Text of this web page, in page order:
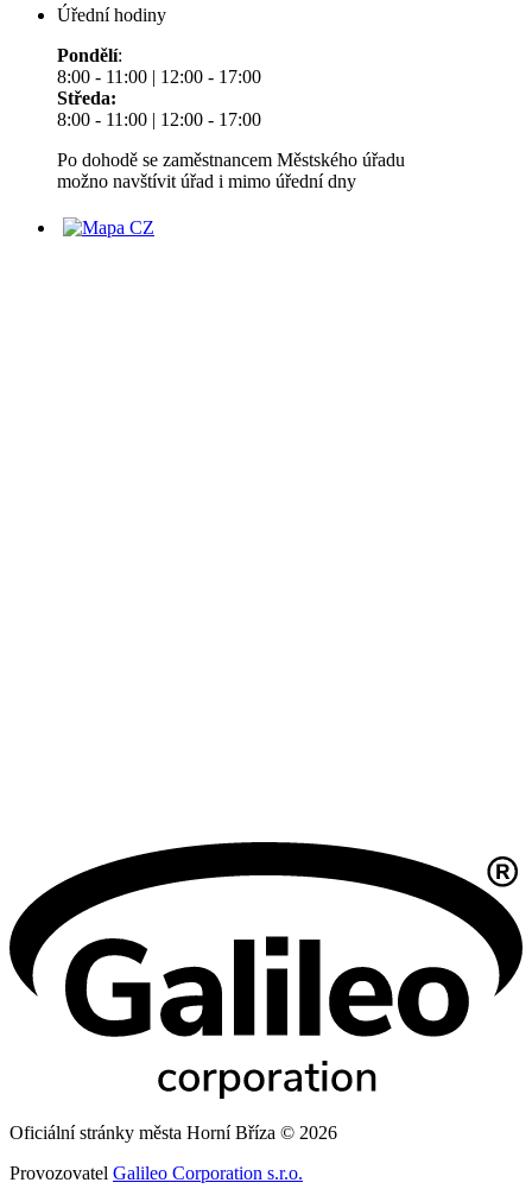
Úřední hodiny
Pondělí:
8:00 - 11:00 | 12:00 - 17:00
Středa:
8:00 - 11:00 | 12:00 - 17:00
Po dohodě se zaměstnancem Městského úřadu
možno navštívit úřad i mimo úřední dny
Oficiální stránky města Horní Bříza © 2026
Provozovatel Galileo Corporation s.r.o.